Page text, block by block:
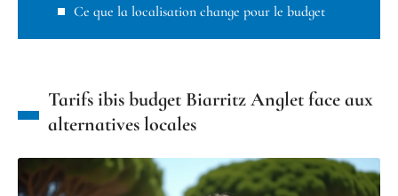
Ce que la localisation change pour le budget
Tarifs ibis budget Biarritz Anglet face aux
alternatives locales